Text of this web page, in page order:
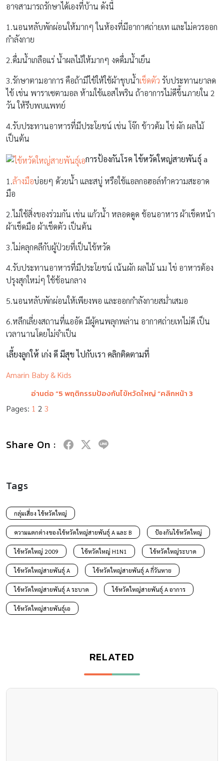
อาจสามารถรักษาได้เองที่บ้าน ดังนี้
1.นอนหลับพักผ่อนให้มากๆ ในห้องที่มีอากาศถ่ายเท และไม่ควรออก
กำลังกาย
2.ดื่มน้ำเกลือแร่ น้ำผลไม้ให้มากๆ งดดื่มน้ำเย็น
3.รักษาตามอาการ คือถ้ามีไข้ให้ใช้ผ้าชุบน้ำเช็ดตัว รับประทานยาลด
ไข้ เช่น พาราเซตามอล ห้ามใช้แอสไพริน ถ้าอาการไม่ดีขึ้นภายใน 2
วัน ให้รีบพบแพทย์
4.รับประทานอาหารที่มีประโยชน์ เช่น โจ๊ก ข้าวต้ม ไข่ ผัก ผลไม้
เป็นต้น
การป้องกันโรค ไข้หวัดใหญ่สายพันธุ์a
1.ล้างมือบ่อยๆ ด้วยน้ำ และสบู่ หรือใช้แอลกอฮอล์ทำความสะอาด
มือ
2.ไม่ใช้สิ่งของร่วมกัน เช่น แก้วน้ำ หลอดดูด ช้อนอาหาร ผ้าเช็ดหน้า
ผ้าเช็ดมือ ผ้าเช็ดตัว เป็นต้น
3.ไม่คลุกคลีกับผู้ป่วยที่เป็นไข้หวัด
4.รับประทานอาหารที่มีประโยชน์ เน้นผัก ผลไม้ นม ไข่ อาหารต้อง
ปรุงสุกใหม่ๆ ใช้ช้อนกลาง
5.นอนหลับพักผ่อนให้เพียงพอ และออกกำลังกายสม่ำเสมอ
6.หลีกเลี่ยงสถานที่แออัด มีผู้คนพลุกพล่าน อากาศถ่ายเทไม่ดี เป็น
เวลานานโดยไม่จำเป็น
เลี้ยงลูกให้ เก่ง ดี มีสุข ไปกับเรา คลิกติดตามที่
Amarin Baby & Kids
อ่านต่อ “5 พฤติกรรมป้องกันไข้หวัดใหญ่ “คลิกหน้า 3
Pages: 1 2 3
Share On :
Tags
กลุ่มเสี่ยง ไข้หวัดใหญ่
ความแตกต่างของไข้หวัดใหญ่สายพันธุ์ A และ B ป้องกันไข้หวัดใหญ่
ไข้หวัดใหญ่ 2009 ไข้หวัดใหญ่ H1N1 ไข้หวัดใหญ่ระบาด
ไข้หวัดใหญ่สายพันธุ์ A ไข้หวัดใหญ่สายพันธุ์ A กี่วันหาย
ไข้หวัดใหญ่สายพันธุ์ A ระบาด ไข้หวัดใหญ่สายพันธุ์ A อาการ
ไข้หวัดใหญ่สายพันธุ์เอ
RELATED